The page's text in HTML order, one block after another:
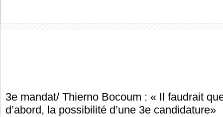
3e mandat/ Thierno Bocoum : « Il faudrait
d’abord, la possibilité d’une 3e candidature»